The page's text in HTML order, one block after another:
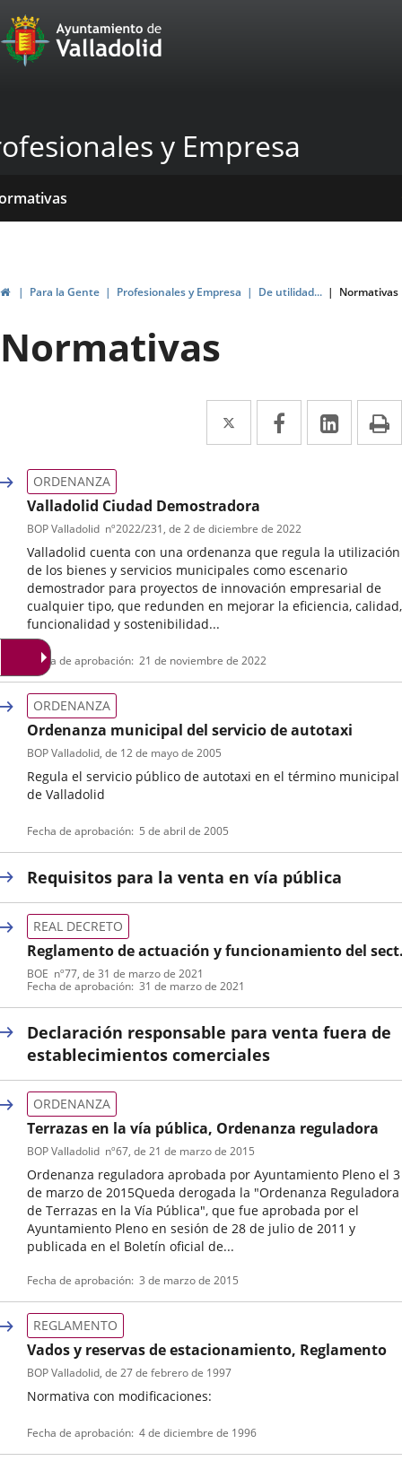
Portal
Web
Ayuntamiento
de
Valladolid
y Empresa
InicioPara la Gente Profesionales y Empresa De utilidad... Normativas
Normativas
Twitter
Enlace
a
aplicación
externa.
Facebook
Enlace
a
externa.
Enlace
a
Valladolid Ciudad Demostradora
Valladolid cuenta con una ordenanza que regula la utilización
de los bienes y servicios municipales como escenario
demostrador para proyectos de innovación empresarial de
cualquier tipo, que redunden en mejorar la eficiencia, calidad,
funcionalidad y sostenibilidad...
Tipo
normativa
ORDENANZA
Referencia
boletin
BOP Valladolid nº2022/231, de 2 de diciembre de 2022
Fecha de aprobación 21 de noviembre de 2022
Ordenanza municipal del servicio de autotaxi
Regula el servicio público de autotaxi en el término municipal
de Valladolid
de
normativa
ORDENANZA
boletin
BOP Valladolid, de 12 de mayo de 2005
Fecha de aprobación 5 de abril de 2005
Requisitos para la venta en vía pública
Reglamento de actuación y funcionamiento del
público por medios electrónicos
Tipo
de
normativa
REAL DECRETO
Referencia
boletin
BOE nº77, de 31 de marzo de 2021
Fecha de aprobación 31 de marzo de 2021
Declaración responsable para venta fuera de
establecimientos comerciales
Terrazas en la vía pública, Ordenanza reguladora
Ordenanza reguladora aprobada por Ayuntamiento Pleno el 3
de marzo de 2015Queda derogada la "Ordenanza Reguladora
de Terrazas en la Vía Pública", que fue aprobada por el
Ayuntamiento Pleno en sesión de 28 de julio de 2011 y
publicada en el Boletín oficial de...
de
normativa
ORDENANZA
boletin
BOP Valladolid nº67, de 21 de marzo de 2015
Fecha de aprobación 3 de marzo de 2015
Vados y reservas de estacionamiento, Reglamento
Normativa con modificaciones:
de
normativa
REGLAMENTO
boletin
BOP Valladolid, de 27 de febrero de 1997
Fecha de aprobación 4 de diciembre de 1996